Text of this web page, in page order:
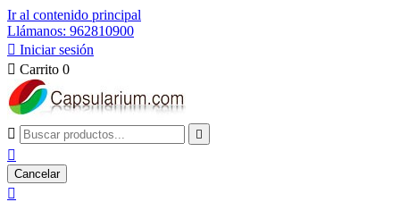
Ir al contenido principal
Llámanos: 962810900
 Iniciar sesión
 Carrito 0
 

Cancelar
